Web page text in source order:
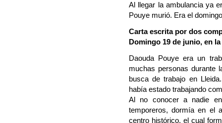
Al llegar la ambulancia ya
Pouye murió. Era el
Carta escrita por dos
Domingo 19 de junio, en
Daouda Pouye era un
muchas personas durante
busca de trabajo en
había estado trabajando
Al no conocer a nadie
temporeros, dormía en el
centro histórico, el cual